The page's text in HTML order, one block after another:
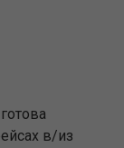
в/из